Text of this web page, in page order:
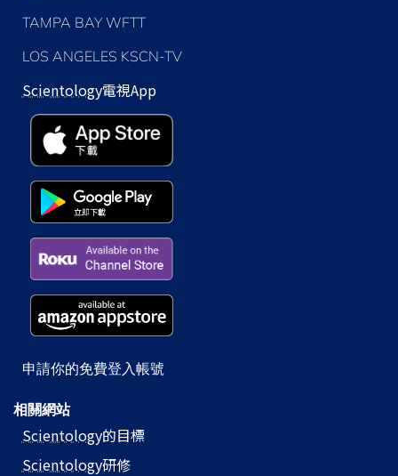
TAMPA BAY WFTT
LOS ANGELES KSCN-TV
Scientology電視App
申請你的免費登入帳號
相關網站
Scientology的目標
Scientology研修